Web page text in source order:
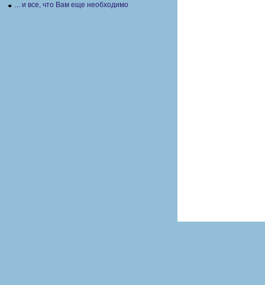
... и все, что Вам еще необходимо